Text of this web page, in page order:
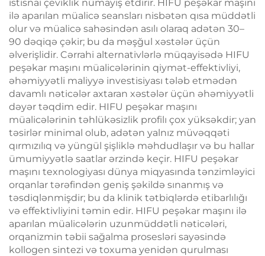
istisnai çeviklik nümayiş etdirir. HIFU peşəkar maşını
ilə aparılan müalicə seansları nisbətən qısa müddətli
olur və müalicə sahəsindən asılı olaraq adətən 30–
90 dəqiqə çəkir; bu da məşğul xəstələr üçün
əlverişlidir. Cərrahi alternativlərlə müqayisədə HIFU
peşəkar maşını müalicələrinin qiymət-effektivliyi,
əhəmiyyətli maliyyə investisiyası tələb etmədən
davamlı nəticələr axtaran xəstələr üçün əhəmiyyətli
dəyər təqdim edir. HIFU peşəkar maşını
müalicələrinin təhlükəsizlik profilı çox yüksəkdir; yan
təsirlər minimal olub, adətən yalnız müvəqqəti
qırmızılıq və yüngül şişliklə məhdudlaşır və bu hallar
ümumiyyətlə saatlar ərzində keçir. HIFU peşəkar
maşını texnologiyası dünya miqyasında tənzimləyici
orqanlar tərəfindən geniş şəkildə sınanmış və
təsdiqlənmişdir; bu da klinik tətbiqlərdə etibarlılığı
və effektivliyini təmin edir. HIFU peşəkar maşını ilə
aparılan müalicələrin uzunmüddətli nəticələri,
orqanizmin təbii sağalma prosesləri sayəsində
kollogen sintezi və toxuma yenidən qurulması